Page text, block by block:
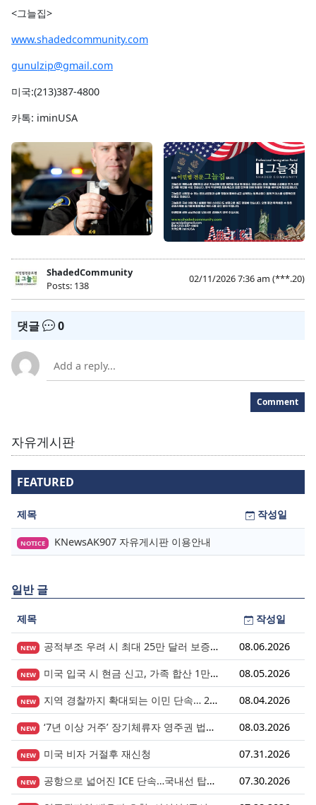
<그늘집>
www.shadedcommunity.com
gunulzip@gmail.com
미국:(213)387-4800
카톡: iminUSA
ShadedCommunity
Posts: 138
02/11/2026 7:36 am (***.20)
댓글 0
Comment
자유게시판
FEATURED
제목 작성일
NOTICE KNewsAK907 자유게시판 이용안내
일반 글
제목 작성일
NEW 공적부조 우려 시 최대 25만 달러 보증금? 영주권 심사의 새로운 변수 08.06.2026
NEW 미국 입국 시 현금 신고, 가족 합산 1만 달러가 기준입니다. 08.05.2026
NEW 지역 경찰까지 확대되는 이민 단속… 287(g) 프로그램의 대대적 확장 08.04.2026
NEW ‘7년 이상 거주’ 장기체류자 영주권 법안 재추진… 현실화될 수 있을까? 08.03.2026
NEW 미국 비자 거절후 재신청 07.31.2026
NEW 공항으로 넓어진 ICE 단속…국내선 탑승도 더 이상 안전지대 아니다. 07.30.2026